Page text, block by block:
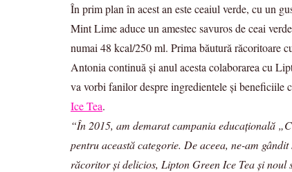
În prim plan în acest an este ceaiul verde, cu un
Mint Lime aduce un amestec savuros de ceai
numai 48 kcal/250 ml. Prima băutură răcoritoare
Antonia continuă și anul acesta colaborarea cu
va vorbi fanilor despre ingredientele și beneficiile
Ice Tea.
“În 2015, am demarat campania educațională
pentru această categorie. De aceea, ne-am
răcoritor și delicios, Lipton Green Ice Tea și noul